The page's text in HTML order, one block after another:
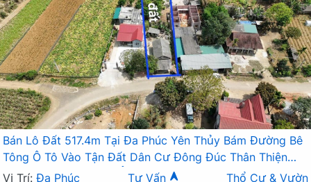
Bán Lô Đất 517.4m Tại Đa Phúc Yên Thủy Bám Đường Bê
Tông Ô Tô Vào Tận Đất Dân Cư Đông Đúc Thân Thiện
Gần Chợ Trường Học Ủy Ban Giá Đầu Tư
Vị Trí: Đa Phúc Tư Vấn Thổ Cư & Vườn